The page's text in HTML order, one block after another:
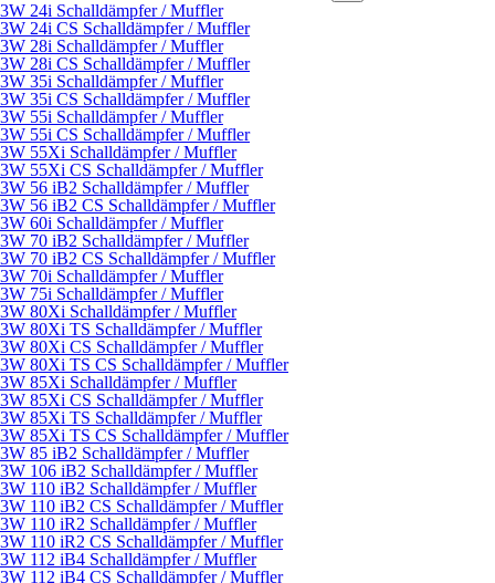
3W 24i Schalldämpfer / Muffler
3W 24i CS Schalldämpfer / Muffler
3W 28i Schalldämpfer / Muffler
3W 28i CS Schalldämpfer / Muffler
3W 35i Schalldämpfer / Muffler
3W 35i CS Schalldämpfer / Muffler
3W 55i Schalldämpfer / Muffler
3W 55i CS Schalldämpfer / Muffler
3W 55Xi Schalldämpfer / Muffler
3W 55Xi CS Schalldämpfer / Muffler
3W 56 iB2 Schalldämpfer / Muffler
3W 56 iB2 CS Schalldämpfer / Muffler
3W 60i Schalldämpfer / Muffler
3W 70 iB2 Schalldämpfer / Muffler
3W 70 iB2 CS Schalldämpfer / Muffler
3W 70i Schalldämpfer / Muffler
3W 75i Schalldämpfer / Muffler
3W 80Xi Schalldämpfer / Muffler
3W 80Xi TS Schalldämpfer / Muffler
3W 80Xi CS Schalldämpfer / Muffler
3W 80Xi TS CS Schalldämpfer / Muffler
3W 85Xi Schalldämpfer / Muffler
3W 85Xi CS Schalldämpfer / Muffler
3W 85Xi TS Schalldämpfer / Muffler
3W 85Xi TS CS Schalldämpfer / Muffler
3W 85 iB2 Schalldämpfer / Muffler
3W 106 iB2 Schalldämpfer / Muffler
3W 110 iB2 Schalldämpfer / Muffler
3W 110 iB2 CS Schalldämpfer / Muffler
3W 110 iR2 Schalldämpfer / Muffler
3W 110 iR2 CS Schalldämpfer / Muffler
3W 112 iB4 Schalldämpfer / Muffler
3W 112 iB4 CS Schalldämpfer / Muffler